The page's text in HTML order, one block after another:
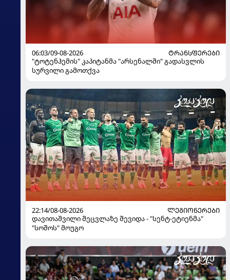
06:03/09-08-2026
ᲢᲠᲐᲜᲡᲤᲔᲠᲔᲑᲘ
"ტოტენჰემის" კაპიტანმა "არსენალში" გადასვლის
სურვილი გამოთქვა
22:14/08-08-2026
ᲚᲔᲒᲘᲝᲜᲔᲠᲔᲑᲘ
დავითაშვილი შეცვლაზე შევიდა - "სენტ-ეტიენმა"
"სოშოს" მოუგო